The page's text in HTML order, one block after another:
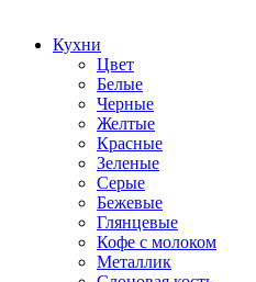
Кухни
Цвет
Белые
Черные
Желтые
Красные
Зеленые
Серые
Бежевые
Глянцевые
Кофе с молоком
Металлик